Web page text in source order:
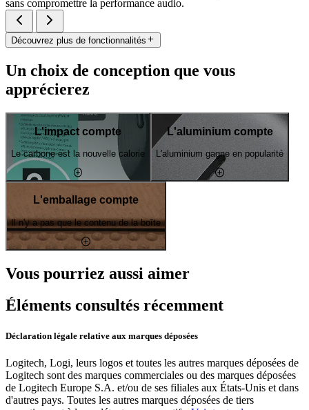
sans compromettre la performance audio.
Découvrez plus de fonctionnalités
Un choix de conception que vous
apprécierez
L'impact compte
Le carbone est la nouvelle calorie
L'aluminium compte
L'aluminium gagne en popularité
L'emballage compte
Il n'y a pas que le contenu de la boîte
Vous pourriez aussi aimer
Éléments consultés récemment
Déclaration légale relative aux marques déposées
Logitech, Logi, leurs logos et toutes les autres marques déposées de
Logitech sont des marques commerciales ou des marques déposées
de Logitech Europe S.A. et/ou de ses filiales aux États-Unis et dans
d'autres pays. Toutes les autres marques déposées de tiers